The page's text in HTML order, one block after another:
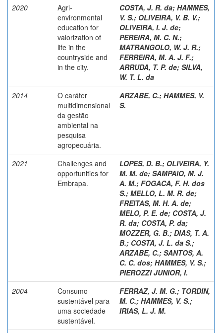
2020
Agri-
environmental
education for
valorization of
life in the
countryside and
in the city.
COSTA, J. R. da; HAMMES,
V. S.; OLIVEIRA, V. B. V.;
OLIVEIRA, I. J. de;
PEREIRA, M. C. N.;
MATRANGOLO, W. J. R.;
FERREIRA, M. A. J. F.;
ARRUDA, T. P. de; SILVA,
W. T. L. da
2014
O caráter
multidimensional
da gestão
ambiental na
pesquisa
agropecuária.
ARZABE, C.; HAMMES, V.
S.
2021
Challenges and
opportunities for
Embrapa.
LOPES, D. B.; OLIVEIRA, Y.
M. M. de; SAMPAIO, M. J.
A. M.; FOGACA, F. H. dos
S.; MELLO, L. M. R. de;
FREITAS, M. H. A. de;
MELO, P. E. de; COSTA, J.
R. da; COSTA, P. da;
MOZZER, G. B.; DIAS, T. A.
B.; COSTA, J. L. da S.;
ARZABE, C.; SANTOS, A.
C. C. dos; HAMMES, V. S.;
PIEROZZI JUNIOR, I.
2004
Consumo
sustentável para
uma sociedade
sustentável.
FERRAZ, J. M. G.; TORDIN,
M. C.; HAMMES, V. S.;
IRIAS, L. J. M.